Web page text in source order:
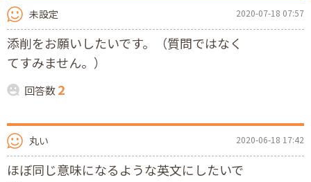
未設定 2020-07-18 07:57
添削をお願いしたいです。（質問ではなく
てすみません。）
回答数2
丸い 2020-06-18 17:42
ほぼ同じ意味になるような英文にしたいで